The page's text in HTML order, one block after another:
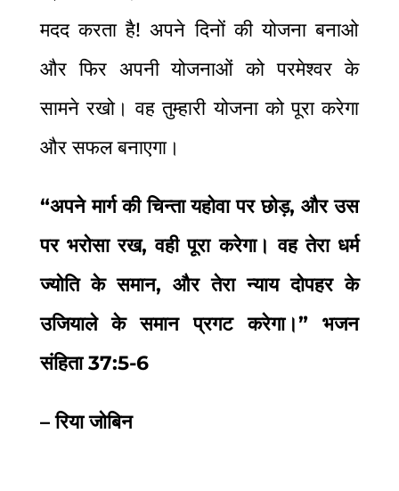
मदद करता है! अपने दिनों की योजना बनाओ
और फिर अपनी योजनाओं को परमेश्वर के
सामने रखो। वह तुम्हारी योजना को पूरा करेगा
और सफल बनाएगा।
“अपने मार्ग की चिन्ता यहोवा पर छोड़, और उस
पर भरोसा रख, वही पूरा करेगा। वह तेरा धर्म
ज्योति के समान, और तेरा न्याय दोपहर के
उजियाले के समान प्रगट करेगा।” भजन
संहिता 37:5-6
– रिया जोबिन